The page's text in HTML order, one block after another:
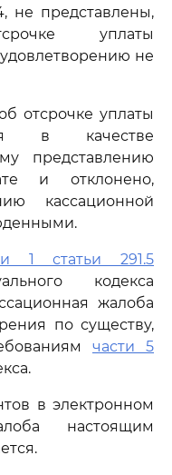
не представлены,
уплаты
не
отсрочке уплаты
в качестве
представлению
и отклонено,
кассационной
1 статьи 291.5
кодекса
жалоба
по существу,
части 5
в электронном
настоящим